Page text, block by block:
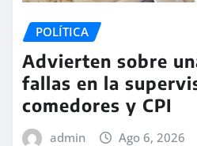
POLÍTICA
Advierten sobre
fallas en la
comedores y CPI
admin Ago 6, 2026